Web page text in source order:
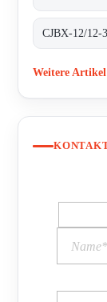
CJBX-12/12-3
Weitere